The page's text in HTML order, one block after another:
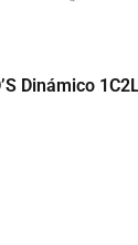
Dinámico